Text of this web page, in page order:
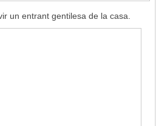
un entrant gentilesa de la casa.